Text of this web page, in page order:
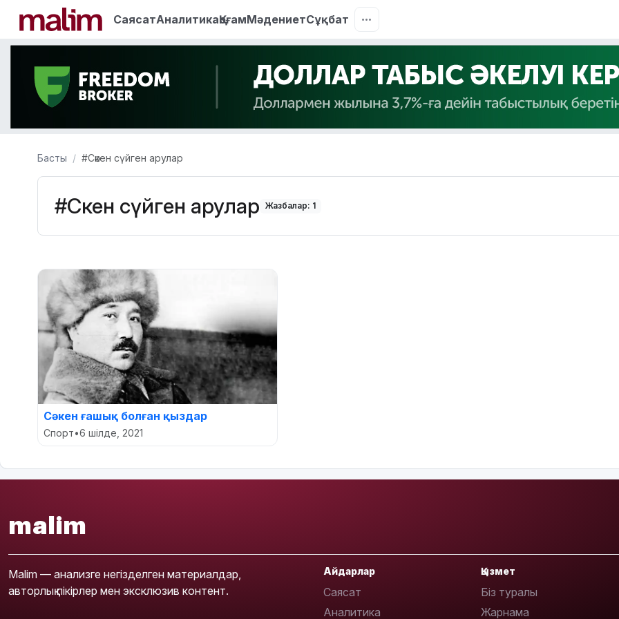
СаясатАналитикаҚоғамМәдениетСұқбат
Басты #Сәкен сүйген арулар
#Сәкен сүйген арулар Жазбалар: 1
Сәкен ғашық болған қыздар
Спорт•6 шілде, 2021
malim
Malim — анализге негізделген материалдар,
авторлық пікірлер мен эксклюзив контент.
Айдарлар
Саясат
Аналитика
Қызмет
Біз туралы
Жарнама